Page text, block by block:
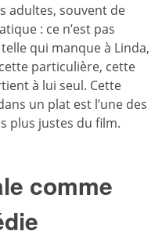
adultes, souvent de
: ce n’est pas
qui manque à Linda,
particulière, cette
à lui seul. Cette
un plat est l’une des
plus justes du film.
comme